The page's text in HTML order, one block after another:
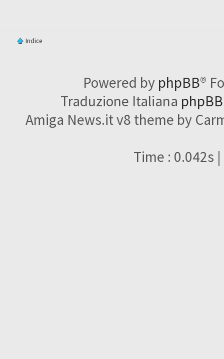
Indice
Powered by phpBB®
Traduzione Italiana
Amiga News.it v8 theme by
Time : 0.042s